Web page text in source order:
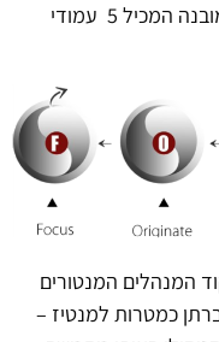
פנים ארגוניים. המודל מורכב מתהליך מובנה המכיל 5 עמודי
המנהלים המנטורים
כמטרות למנטיז –